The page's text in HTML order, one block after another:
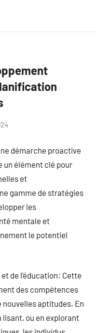
démarche proactive
un élément clé pour
et
gamme de stratégies
les
mentale et
le potentiel
de l’éducation: Cette
des compétences
nouvelles aptitudes. En
ou en explorant